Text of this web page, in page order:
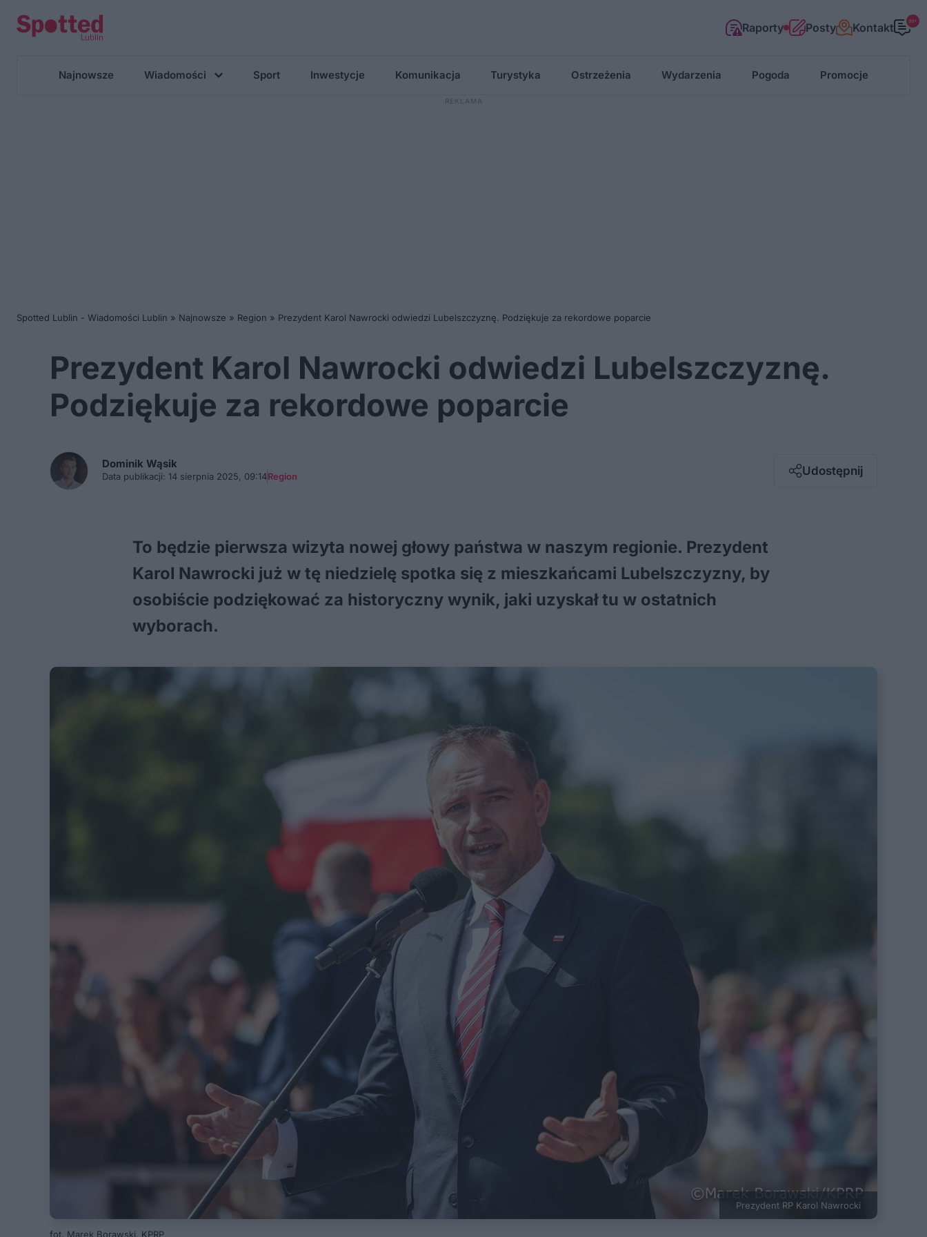
Raporty Posty Kontakt 99+
Najnowsze Wiadomości Sport Inwestycje Komunikacja Turystyka Ostrzeżenia Wydarzenia Pogoda Promocje
Spotted Lublin - Wiadomości Lublin » Najnowsze » Region » Prezydent Karol Nawrocki odwiedzi Lubelszczyznę. Podziękuje za rekordowe poparcie
Prezydent Karol Nawrocki odwiedzi Lubelszczyznę.
Podziękuje za rekordowe poparcie
Dominik Wąsik
Data publikacji: 14 sierpnia 2025, 09:14Region Udostępnij
Messenger
To będzie pierwsza wizyta nowej głowy państwa w naszym regionie. Prezydent
Karol Nawrocki już w tę niedzielę spotka się z mieszkańcami Lubelszczyzny, by
osobiście podziękować za historyczny wynik, jaki uzyskał tu w ostatnich
wyborach.
Prezydent RP Karol Nawrocki
fot. Marek Borawski, KPRP